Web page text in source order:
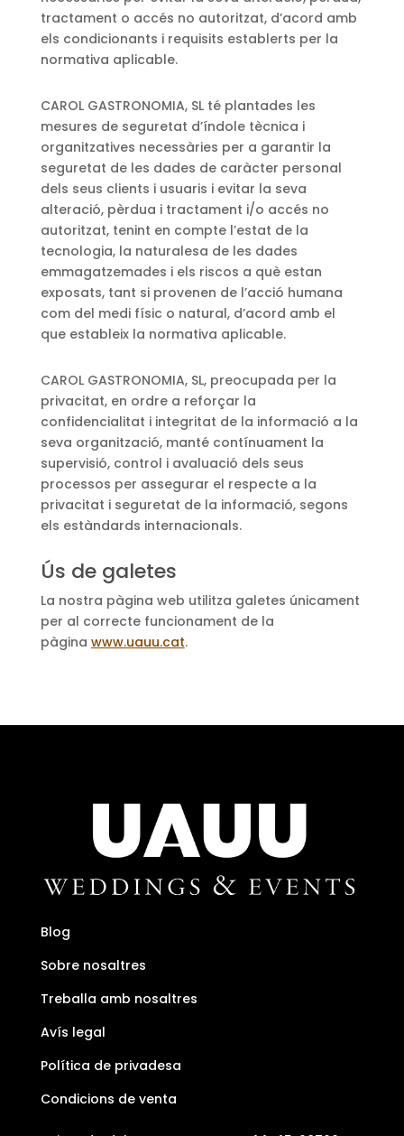
tractament o accés no autoritzat, d’acord amb
els condicionants i requisits establerts per la
normativa aplicable.
CAROL GASTRONOMIA, SL té plantades les
mesures de seguretat d’índole tècnica i
organitzatives necessàries per a garantir la
seguretat de les dades de caràcter personal
dels seus clients i usuaris i evitar la seva
alteració, pèrdua i tractament i/o accés no
autoritzat, tenint en compte l’estat de la
tecnologia, la naturalesa de les dades
emmagatzemades i els riscos a què estan
exposats, tant si provenen de l’acció humana
com del medi físic o natural, d’acord amb el
que estableix la normativa aplicable.
CAROL GASTRONOMIA, SL, preocupada per la
privacitat, en ordre a reforçar la
confidencialitat i integritat de la informació a la
seva organització, manté contínuament la
supervisió, control i avaluació dels seus
processos per assegurar el respecte a la
privacitat i seguretat de la informació, segons
els estàndards internacionals.
Ús de galetes
La nostra pàgina web utilitza galetes únicament
per al correcte funcionament de la
pàgina www.uauu.cat.
Blog
Sobre nosaltres
Treballa amb nosaltres
Avís legal
Política de privadesa
Condicions de venta